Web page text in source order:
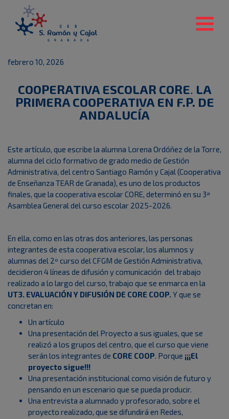
febrero 10, 2026
COOPERATIVA ESCOLAR CORE. LA
PRIMERA COOPERATIVA EN F.P. DE
ANDALUCÍA
Este artículo, que escribe la alumna Lorena Ordóñez de la Torre,
alumna del ciclo formativo de grado medio de Gestión
Administrativa, del centro Santiago Ramón y Cajal (Cooperativa
de Enseñanza TEAR de Granada), es uno de los productos
finales, que la cooperativa escolar CORE, determinó en su 3ª
Asamblea General del curso escolar 2025-2026.
En ella, como en las otras dos anteriores, las personas
integrantes de esta cooperativa escolar, los alumnos y
alumnas del 2º curso del CFGM de Gestión Administrativa,
decidieron 4 líneas de difusión y comunicación del trabajo
realizado a lo largo del curso, trabajo que se enmarca en la
UT3. EVALUACIÓN Y DIFUSIÓN DE CORE COOP.Y que se
concretan en:
Un artículo
Una presentación del Proyecto a sus iguales, que se
realizó a los grupos del centro, que el curso que viene
serán los integrantes de CORE COOP. Porque ¡¡¡El
proyecto sigue!!!
Una presentación institucional como visión de futuro y
pensando en un escenario que se pueda producir.
Una entrevista a alumnado y profesorado, sobre el
proyecto realizado, que se difundirá en Redes,